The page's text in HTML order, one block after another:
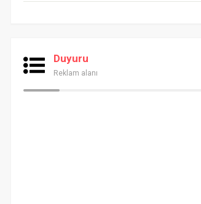
Duyuru
Reklam alanı